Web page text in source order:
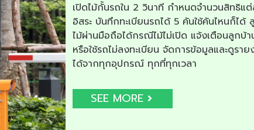
เปิดไม้กั้นรถใน 2 วินาที กำหนดจำนวนสิทธิแต่
อิสระ บันทึกทะเบียนรถได้ 5 คันใช้คันไหนก็ได้
ไม้ผ่านมือถือได้กรณีไม้ไม่เปิด แจ้งเตือนลูกบ้
หรือใช้รถไม่ลงทะเบียน จัดการข้อมูลและดูรา
ได้จากทุกอุปกรณ์ ทุกที่ทุกเวลา
SEE MORE